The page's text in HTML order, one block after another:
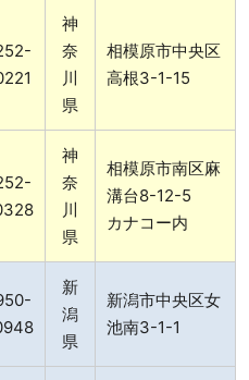
神
奈
川
県
相模原市中央区
高根3-1-15
神
奈
川
県
相模原市南区麻
溝台8-12-5
カナコー内
新
潟
県
新潟市中央区女
池南3-1-1